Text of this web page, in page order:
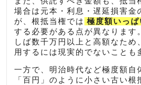
場合は元本・利息・遅延損害金
が、根抵当権では 極度額いっ
する必要がある点が異なります
しば数千万円以上と高額なため
用するには現実的でないことも
一方で、明治時代など極度額自
「百円」のように小さい古い根